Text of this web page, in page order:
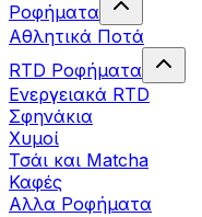
Ροφήματα
Αθλητικά Ποτά
RTD Ροφήματα
Ενεργειακά RTD
Σφηνάκια
Χυμοί
Τσάι και Matcha
Καφές
Αλλα Ροφήματα